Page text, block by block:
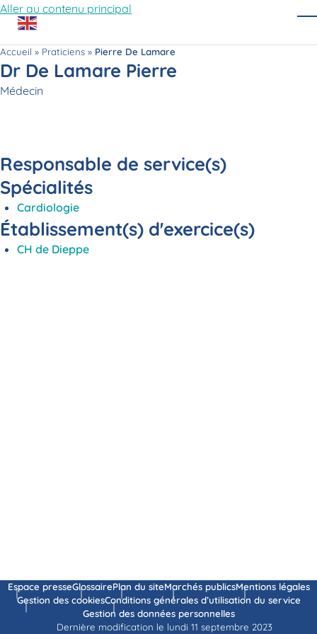
Aller au contenu principal
Accueil » Praticiens » Pierre De Lamare
Dr De Lamare Pierre
Fonction
Médecin
Responsable de service(s)
Spécialités
Cardiologie
Établissement(s) d'exercice(s)
CH de Dieppe
Espace presseGlossairePlan du siteMarchés publicsMentions légales
Gestion des cookiesConditions générales d’utilisation du service
Gestion des données personnelles
Dernière modification le lundi 11 septembre 2023